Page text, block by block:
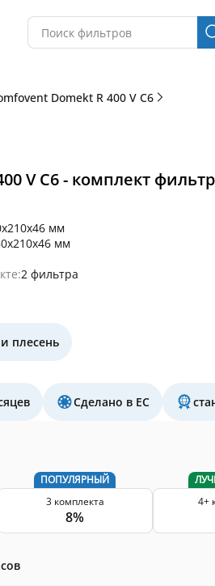
Domekt R 400 V C6
V C6 - комплект
мм
мм
2 фильтра
плесень
Сделано в ЕС
ПОПУЛЯРНЫЙ
3 комплекта
8%
4+